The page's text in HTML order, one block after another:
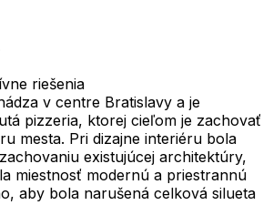
riešenia
v centre Bratislavy a je
pizzeria, ktorej cieľom je zachovať
mesta. Pri dizajne interiéru bola
existujúcej architektúry,
miestnosť modernú a priestrannú
aby bola narušená celková silueta